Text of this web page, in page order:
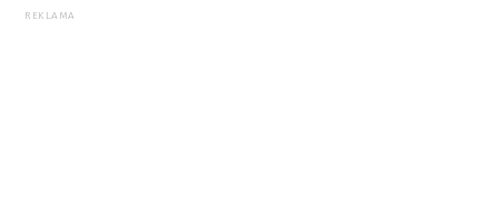
REKLAMA